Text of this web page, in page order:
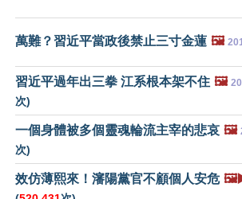
萬難？習近平當政後禁止三寸金蓮 🖼️
習近平過年出三拳 江系根本架不住 🖼️
次)
一個身體被多個靈魂輪流主宰的悲哀 🖼️
次)
效仿薄熙來！瀋陽黨官不顧個人安危